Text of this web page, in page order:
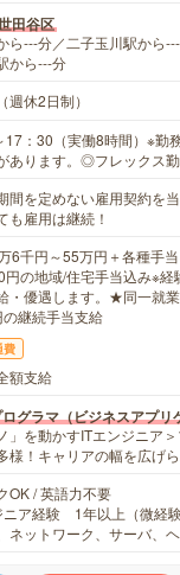
田谷区
ら---分／二子玉川駅から
から---分
週休2日制）
17：30（実働8時間）※勤
あります。◎フレックス
間を定めない雇用契約を
も雇用は継続！
6千円～55万円＋各種手
円の地域/住宅手当込み※
・優遇します。★同一就
の継続手当支給
費
額支給
グラマ（ビジネスアプリ
」を動かすITエンジニア
様！キャリアの幅を広げ
OK / 英語力不要
ニア経験 1年以上（微経
ネットワーク、サーバ、